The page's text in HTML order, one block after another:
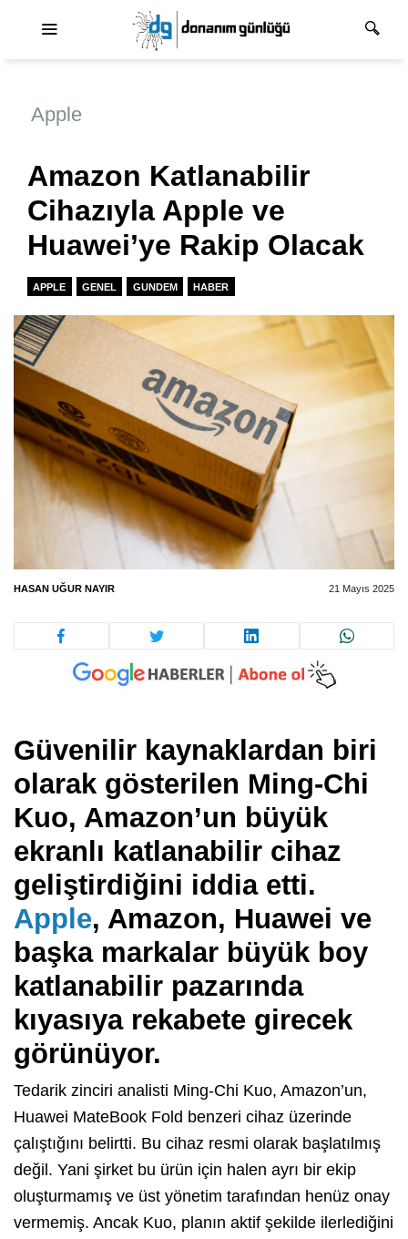
Apple
Amazon Katlanabilir
Cihazıyla Apple ve
Huawei’ye Rakip Olacak
APPLE GENEL GUNDEM HABER
HASAN UĞUR NAYIR 21 Mayıs 2025
Güvenilir kaynaklardan biri
olarak gösterilen Ming-Chi
Kuo, Amazon’un büyük
ekranlı katlanabilir cihaz
geliştirdiğini iddia etti.
Apple, Amazon, Huawei ve
başka markalar büyük boy
katlanabilir pazarında
kıyasıya rekabete girecek
görünüyor.
Tedarik zinciri analisti Ming-Chi Kuo, Amazon’un,
Huawei MateBook Fold benzeri cihaz üzerinde
çalıştığını belirtti. Bu cihaz resmi olarak başlatılmış
değil. Yani şirket bu ürün için halen ayrı bir ekip
oluşturmamış ve üst yönetim tarafından henüz onay
vermemiş. Ancak Kuo, planın aktif şekilde ilerlediğini